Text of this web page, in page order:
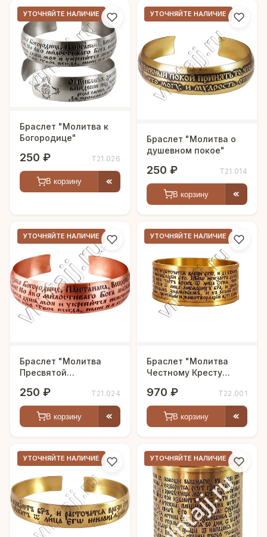
УТОЧНЯЙТЕ НАЛИЧИЕ
Браслет "Молитва к
Богородице"
250 ₽ Т21.026
В корзину
УТОЧНЯЙТЕ НАЛИЧИЕ
Браслет "Молитва о
душевном покое"
250 ₽ Т21.014
В корзину
УТОЧНЯЙТЕ НАЛИЧИЕ
Браслет "Молитва
Пресвятой
250 ₽ Т21.024
В корзину
УТОЧНЯЙТЕ НАЛИЧИЕ
Браслет "Молитва
Честному Кресту
970 ₽ Т22.001
В корзину
УТОЧНЯЙТЕ НАЛИЧИЕ УТОЧНЯЙТЕ НАЛИЧИЕ